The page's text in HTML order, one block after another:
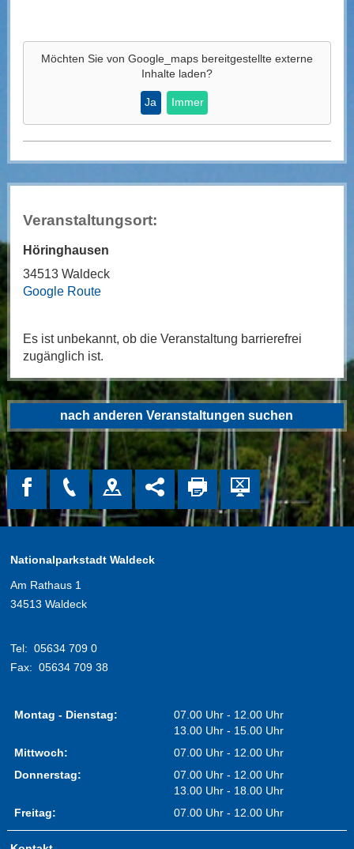
Möchten Sie von Google_mapsbereitgestellte externe
Inhalte laden?
Ja Immer
nach anderen Veranstaltungen suchen
Veranstaltungsort:
Höringhausen
34513 Waldeck
Google Route
Es ist unbekannt, ob die Veranstaltung barrierefrei
zugänglich ist.
Nationalparkstadt Waldeck
Am Rathaus 1
34513 Waldeck
Tel: 05634 709 0
Fax: 05634 709 38
Montag - Dienstag:
07.00 Uhr - 12.00 Uhr
13.00 Uhr - 15.00 Uhr
Mittwoch:
07.00 Uhr - 12.00 Uhr
Donnerstag:
07.00 Uhr - 12.00 Uhr
13.00 Uhr - 18.00 Uhr
Freitag:
07.00 Uhr - 12.00 Uhr